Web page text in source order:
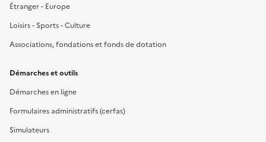
Étranger - Europe
Loisirs - Sports - Culture
Associations, fondations et fonds de dotation
Démarches et outils
Démarches en ligne
Formulaires administratifs (cerfas)
Simulateurs